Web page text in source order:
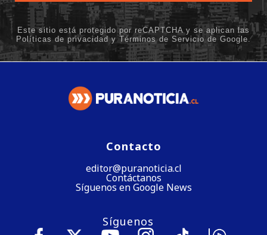
Contacto
editor@puranoticia.cl
Contáctanos
Síguenos en Google News
Síguenos